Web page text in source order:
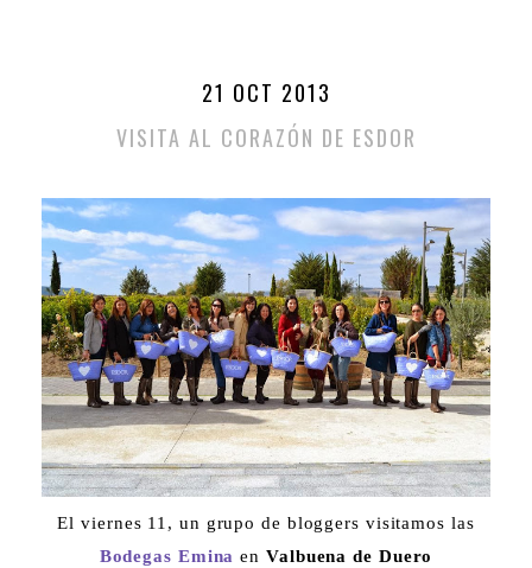
21 OCT 2013
VISITA AL CORAZÓN DE ESDOR
El viernes 11, un grupo de bloggers visitamos las
Bodegas Emina en Valbuena de Duero